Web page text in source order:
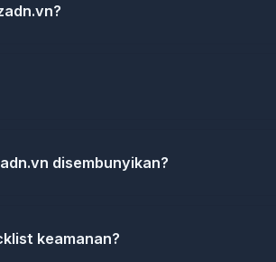
disembunyikan?
keamanan?